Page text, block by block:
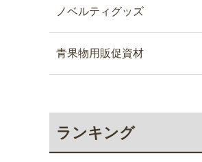
ノベルティグッズ
青果物用販促資材
ランキング